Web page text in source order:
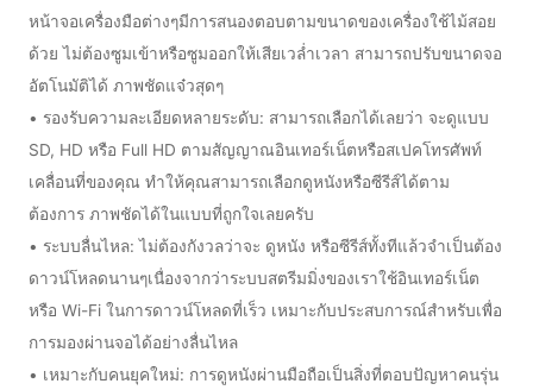
หน้าจอเครื่องมือต่างๆมีการสนองตอบตามขนาดของเครื่องใช้ไม้สอย
ด้วย ไม่ต้องซูมเข้าหรือซูมออกให้เสียเวล่ำเวลา สามารถปรับขนาดจอ
อัตโนมัติได้ ภาพชัดแจ๋วสุดๆ
• รองรับความละเอียดหลายระดับ: สามารถเลือกได้เลยว่า จะดูแบบ
SD, HD หรือ Full HD ตามสัญญาณอินเทอร์เน็ตหรือสเปคโทรศัพท์
เคลื่อนที่ของคุณ ทำให้คุณสามารถเลือกดูหนังหรือซีรีส์ได้ตาม
ต้องการ ภาพชัดได้ในแบบที่ถูกใจเลยครับ
• ระบบลื่นไหล: ไม่ต้องกังวลว่าจะ ดูหนัง หรือซีรีส์ทั้งทีแล้วจำเป็นต้อง
ดาวน์โหลดนานๆเนื่องจากว่าระบบสตรีมมิ่งของเราใช้อินเทอร์เน็ต
หรือ Wi-Fi ในการดาวน์โหลดที่เร็ว เหมาะกับประสบการณ์สำหรับเพื่อ
การมองผ่านจอได้อย่างลื่นไหล
• เหมาะกับคนยุคใหม่: การดูหนังผ่านมือถือเป็นสิ่งที่ตอบปัญหาคนรุ่น